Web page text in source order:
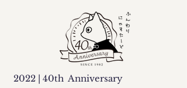
2022 | 40th Anniversary